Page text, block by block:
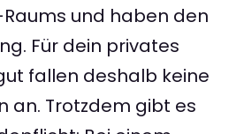
und haben den
Für dein privates
fallen deshalb keine
an. Trotzdem gibt es